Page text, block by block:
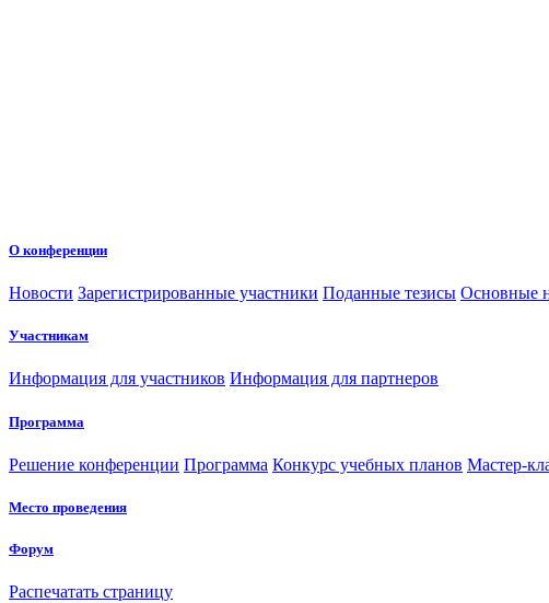
О конференции
Новости Зарегистрированные участники Поданные тезисы Основные
Участникам
Информация для участников Информация для партнеров
Программа
Решение конференции Программа Конкурс учебных планов Мастер-
Место проведения
Форум
Распечатать страницу